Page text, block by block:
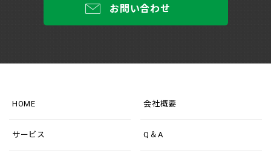
お問い合わせ
HOME 会社概要
サービス Q＆A